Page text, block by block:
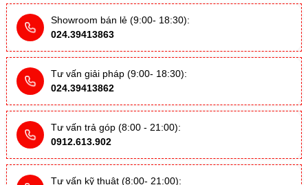
Showroom bán lẻ (9:00- 18:30):
024.39413863
Tư vấn giải pháp (9:00- 18:30):
024.39413862
Tư vấn trả góp (8:00 - 21:00):
0912.613.902
Tư vấn kỹ thuật (8:00- 21:00):